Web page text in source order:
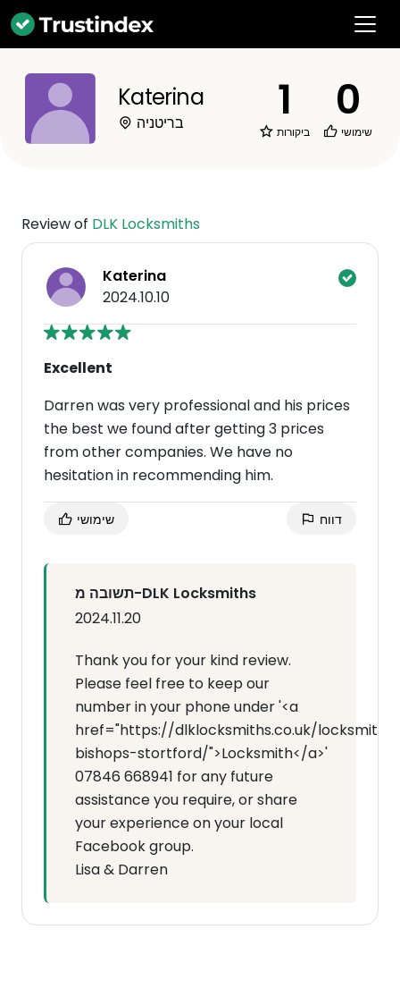
Katerina
בריטניה 1
ביקורות
0
שימושי
Review of DLK Locksmiths
Katerina
2024.10.10
Excellent
Darren was very professional and his prices
the best we found after getting 3 prices
from other companies. We have no
hesitation in recommending him.
שימושי דווח
תשובה מ-DLK Locksmiths
2024.11.20
Thank you for your kind review.
Please feel free to keep our
number in your phone under '<a
href="https://dlklocksmiths.co.uk/locksmith-
bishops-stortford/">Locksmith</a>'
07846 668941 for any future
assistance you require, or share
your experience on your local
Facebook group.
Lisa & Darren